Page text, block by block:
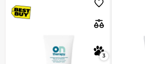
3